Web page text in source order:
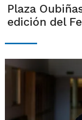
Plaza
edición del